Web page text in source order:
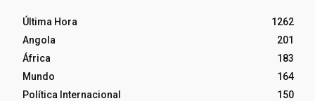
Última Hora
1262
Angola
201
África
183
Mundo
164
Política Internacional
150